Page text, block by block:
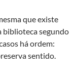
que existe
biblioteca segundo
há ordem:
sentido.